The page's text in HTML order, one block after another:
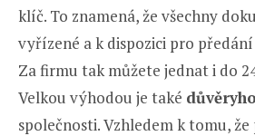
klíč. To znamená, že všechny
vyřízené a k dispozici pro
Za firmu tak můžete jednat i do
Velkou výhodou je také
společnosti. Vzhledem k tomu,